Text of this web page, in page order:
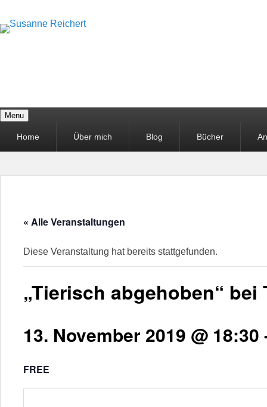
Menu
Home Über mich Blog Bücher
« Alle Veranstaltungen
Diese Veranstaltung hat bereits stattgefunden.
„Tierisch abgehoben“ bei
13. November 2019 @ 18:30
FREE